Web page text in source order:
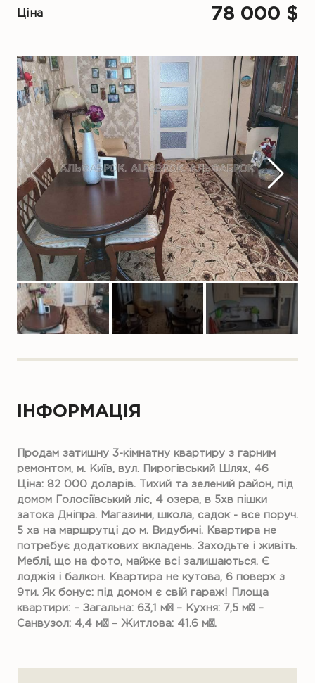
Ціна 78 000 $
ІНФОРМАЦІЯ
Продам затишну 3-кімнатну квартиру з гарним
ремонтом, м. Київ, вул. Пирогівський Шлях, 46
Ціна: 82 000 доларів. Тихий та зелений район, під
домом Голосіївський ліс, 4 озера, в 5хв пішки
затока Дніпра. Магазини, школа, садок - все поруч.
5 хв на маршрутці до м. Видубичі. Квартира не
потребує додаткових вкладень. Заходьте і живіть.
Меблі, що на фото, майже всі залишаються. Є
лоджія і балкон. Квартира не кутова, 6 поверх з
9ти. Як бонус: під домом є свій гараж! Площа
квартири: – Загальна: 63,1 м² – Кухня: 7,5 м² –
Санвузол: 4,4 м² – Житлова: 41.6 м².